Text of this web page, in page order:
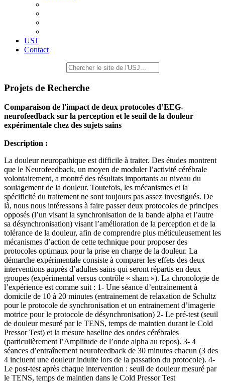
USJ
Contact
Projets de Recherche
Comparaison de l'impact de deux protocoles d’EEG-
neurofeedback sur la perception et le seuil de la douleur
expérimentale chez des sujets sains
Description :
La douleur neuropathique est difficile à traiter. Des études montrent
que le Neurofeedback, un moyen de moduler l’activité cérébrale
volontairement, a montré des résultats importants au niveau du
soulagement de la douleur. Toutefois, les mécanismes et la
spécificité du traitement ne sont toujours pas assez investigués. De
là, nous nous intéressons à faire passer deux protocoles de principes
opposés (l’un visant la synchronisation de la bande alpha et l’autre
sa désynchronisation) visant l’amélioration de la perception et de la
tolérance de la douleur, afin de comprendre plus méticuleusement les
mécanismes d’action de cette technique pour proposer des
protocoles optimaux pour la prise en charge de la douleur. La
démarche expérimentale consiste à comparer les effets des deux
interventions auprès d’adultes sains qui seront répartis en deux
groupes (expérimental versus contrôle « sham »). La chronologie de
l’expérience est comme suit : 1- Une séance d’entrainement à
domicile de 10 à 20 minutes (entrainement de relaxation de Schultz
pour le protocole de synchronisation et un entrainement d’imagerie
motrice pour le protocole de désynchronisation) 2- Le pré-test (seuil
de douleur mesuré par le TENS, temps de maintien durant le Cold
Pressor Test) et la mesure baseline des ondes cérébrales
(particulièrement l’Amplitude de l’onde alpha au repos). 3- 4
séances d’entraînement neurofeedback de 30 minutes chacun (3 des
4 incluent une douleur induite lors de la passation du protocole). 4-
Le post-test après chaque intervention : seuil de douleur mesuré par
le TENS, temps de maintien dans le Cold Pressor Test